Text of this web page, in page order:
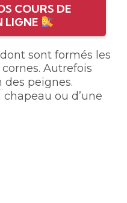
COURS DE
LIGNE
sont formés les
Autrefois
des peignes.
ou d’une